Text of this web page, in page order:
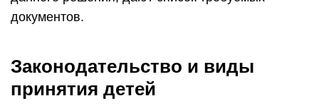
документов.
Законодательство и виды
принятия детей